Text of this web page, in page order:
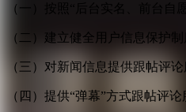
（一）按照“后台实名、前台
（二）建立健全用户信息保护
（三）对新闻信息提供跟帖评
（四）提供“弹幕”方式跟帖评